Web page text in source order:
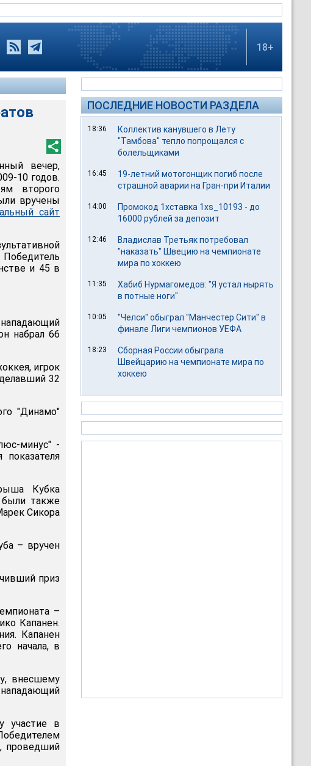
18+
вечер,
10 годов.
второго
вручены
сайт
и 45 в
набрал 66
игрок
32
"Динамо"
минус" -
Кубка
были также
Сикора
– вручен
приз
–
Капанен.
Капанен
начала, в
внесшему
участие в
проведший
ПОСЛЕДНИЕ НОВОСТИ РАЗДЕЛА
18:36
Коллектив канувшего в Лету
"Тамбова" тепло попрощался с
болельщиками
16:45
19-летний мотогонщик погиб после
страшной аварии на Гран-при Италии
14:00
Промокод 1хставка 1xs_10193 - до
16000 рублей за депозит
12:46
Владислав Третьяк потребовал
"наказать" Швецию на чемпионате
мира по хоккею
11:35
Хабиб Нурмагомедов: "Я устал нырять
в потные ноги"
10:05
"Челси" обыграл "Манчестер Сити" в
финале Лиги чемпионов УЕФА
18:23
Сборная России обыграла
Швейцарию на чемпионате мира по
хоккею